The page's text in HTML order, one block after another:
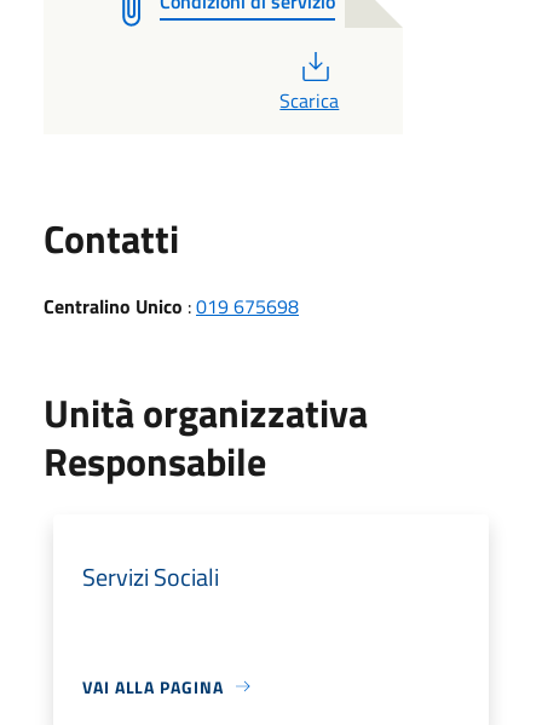
Scarica
Contatti
Centralino Unico :019 675698
Unità organizzativa
Responsabile
Servizi Sociali
VAI ALLA PAGINA